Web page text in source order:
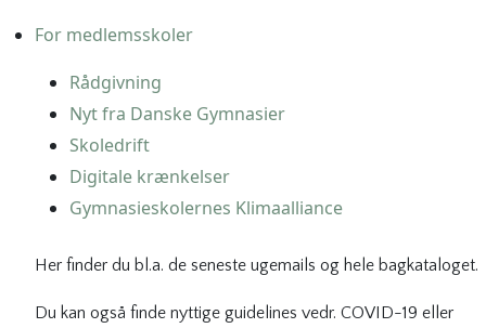
For medlemsskoler
Rådgivning
Nyt fra Danske Gymnasier
Skoledrift
Digitale krænkelser
Gymnasieskolernes Klimaalliance
Her finder du bl.a. de seneste ugemails og hele bagkataloget.
Du kan også finde nyttige guidelines vedr. COVID-19 eller